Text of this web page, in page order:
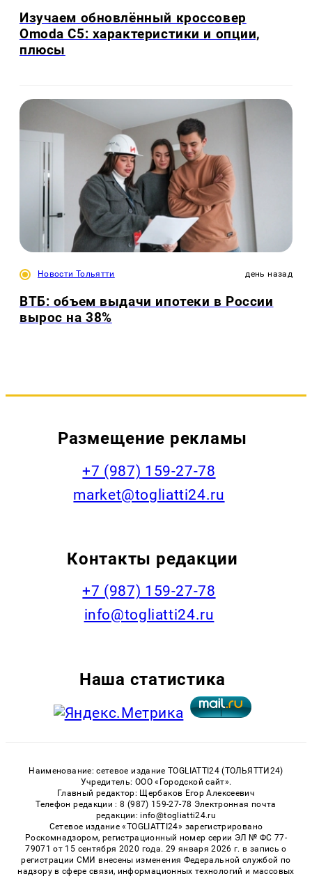
Изучаем обновлённый кроссовер
Omoda C5: характеристики и опции,
плюсы
Новости Тольятти день назад
ВТБ: объем выдачи ипотеки в России
вырос на 38%
Размещение рекламы
+7 (987) 159-27-78
market@togliatti24.ru
Контакты редакции
+7 (987) 159-27-78
info@togliatti24.ru
Наша статистика
Наименование: сетевое издание TOGLIATTI24 (ТОЛЬЯТТИ24)
Учредитель: ООО «Городской сайт».
Главный редактор: Щербаков Егор Алексеевич
Телефон редакции : 8 (987) 159-27-78 Электронная почта
редакции: info@togliatti24.ru
Сетевое издание «TOGLIATTI24» зарегистрировано
Роскомнадзором, регистрационный номер серии ЭЛ № ФС 77-
79071 от 15 сентября 2020 года. 29 января 2026 г. в запись о
регистрации СМИ внесены изменения Федеральной службой по
надзору в сфере связи, информационных технологий и массовых